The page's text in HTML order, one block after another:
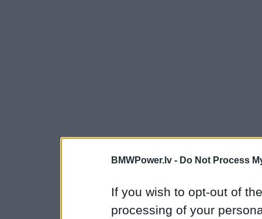
BMWPower.lv - Do Not Process
If you wish to opt-out of
processing of your